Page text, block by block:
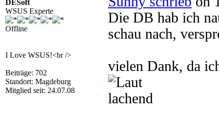
DESoft
WSUS Experte
Offline
I Love WSUS!<br />
Beiträge: 702
Standort: Magdeburg
Mitglied seit: 24.07.08
Die DB hab ich
schau nach,
vielen Dank, da